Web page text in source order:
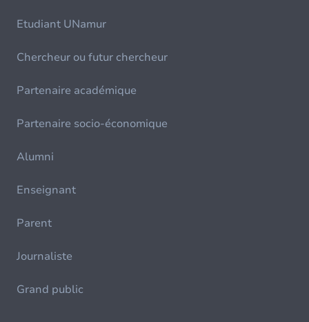
Etudiant UNamur
Chercheur ou futur chercheur
Partenaire académique
Partenaire socio-économique
Alumni
Enseignant
Parent
Journaliste
Grand public